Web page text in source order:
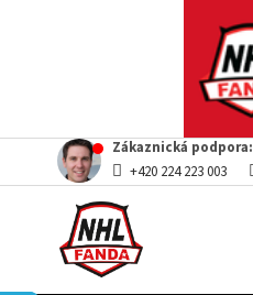
Přejít
obsah
Zákaznická podpora:
+420 224 223 003